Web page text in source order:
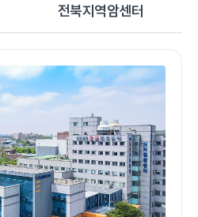
전북지역암센터